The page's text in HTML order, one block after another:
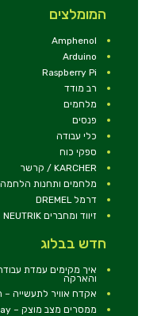
המומלצים
Amphenol
Arduino
Raspberry Pi
רב מודד
מלחמים
פנסים
כלי עבודה
ספקי כוח
KARCHER / קרשר
מלחמים ותחנות הלחמה
דרמל DREMEL
זיווד ומחברים NEUTRIK
חדש בבלוג
והארקה
אקדח אוויר לתעשייה
ממסרים מצב מוצק – Solid State Relay